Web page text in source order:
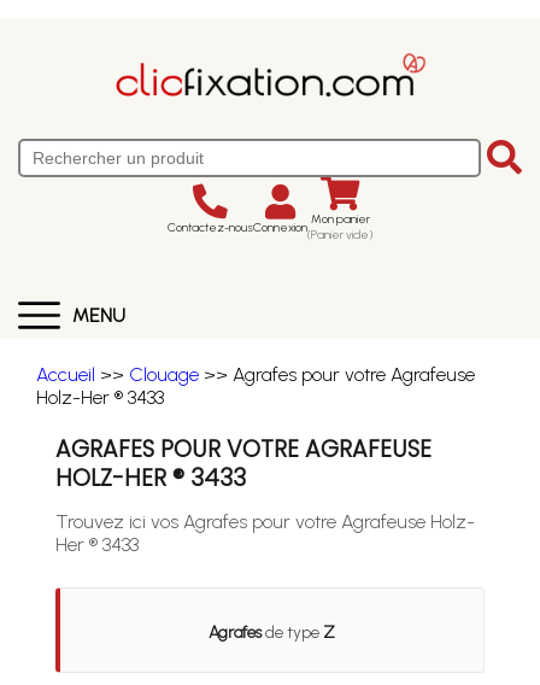
Contactez-nousConnexion Mon panier
(Panier vide)
MENU
Accueil >> Clouage >> Agrafes pour votre Agrafeuse
Holz-Her ® 3433
AGRAFES POUR VOTRE AGRAFEUSE
HOLZ-HER ® 3433
Trouvez ici vos Agrafes pour votre Agrafeuse Holz-
Her ® 3433
Agrafesde type Z